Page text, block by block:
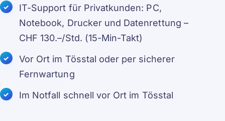
IT-Support für Privatkunden: PC,
Notebook, Drucker und Datenrettung –
CHF 130.–/Std. (15-Min-Takt)
Vor Ort im Tösstal oder per sicherer
Fernwartung
Im Notfall schnell vor Ort im Tösstal